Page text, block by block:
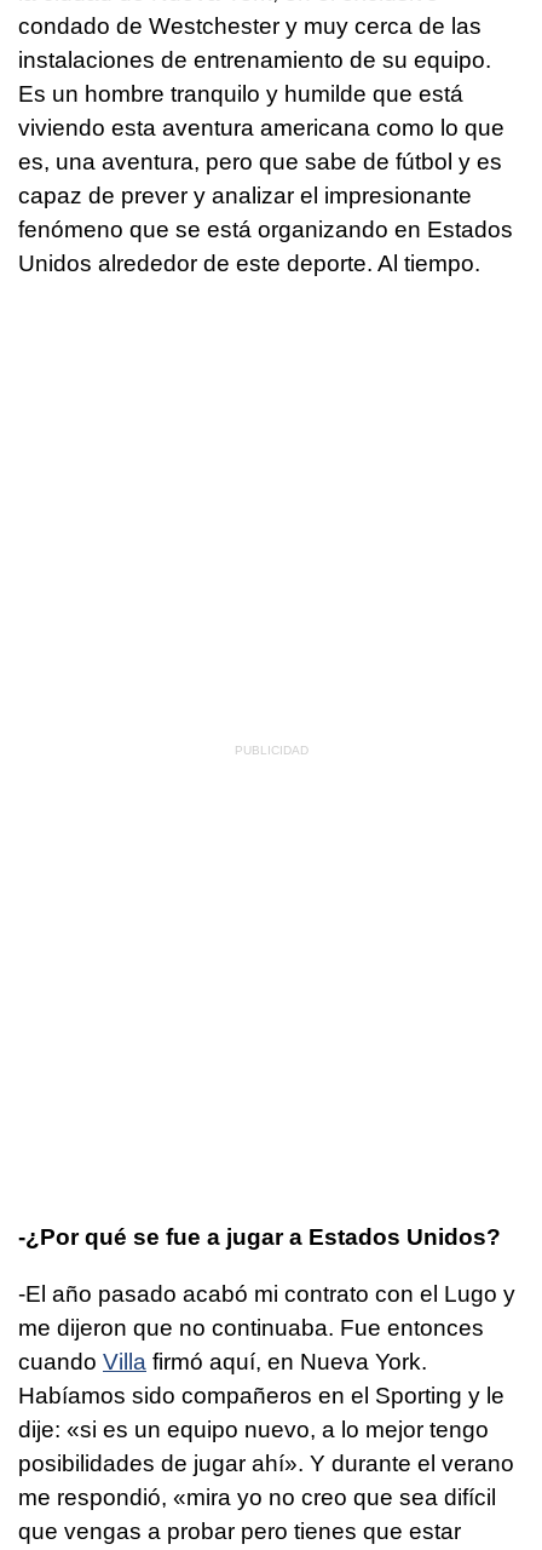
condado de Westchester y muy cerca de las
instalaciones de entrenamiento de su equipo.
Es un hombre tranquilo y humilde que está
viviendo esta aventura americana como lo que
es, una aventura, pero que sabe de fútbol y es
capaz de prever y analizar el impresionante
fenómeno que se está organizando en Estados
Unidos alrededor de este deporte. Al tiempo.
-¿Por qué se fue a jugar a Estados Unidos?
-El año pasado acabó mi contrato con el Lugo y
me dijeron que no continuaba. Fue entonces
cuando Villa firmó aquí, en Nueva York.
Habíamos sido compañeros en el Sporting y le
dije: «si es un equipo nuevo, a lo mejor tengo
posibilidades de jugar ahí». Y durante el verano
me respondió, «mira yo no creo que sea difícil
que vengas a probar pero tienes que estar